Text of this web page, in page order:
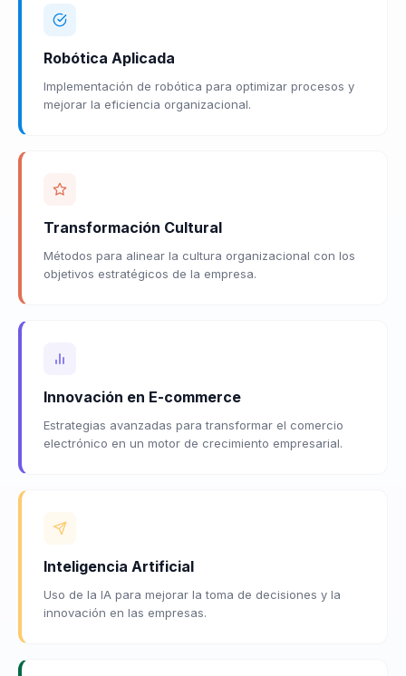
Robótica Aplicada
Implementación de robótica para optimizar procesos y
mejorar la eficiencia organizacional.
Transformación Cultural
Métodos para alinear la cultura organizacional con los
objetivos estratégicos de la empresa.
Innovación en E-commerce
Estrategias avanzadas para transformar el comercio
electrónico en un motor de crecimiento empresarial.
Inteligencia Artificial
Uso de la IA para mejorar la toma de decisiones y la
innovación en las empresas.